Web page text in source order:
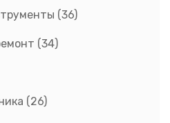
(36)
(34)
(26)